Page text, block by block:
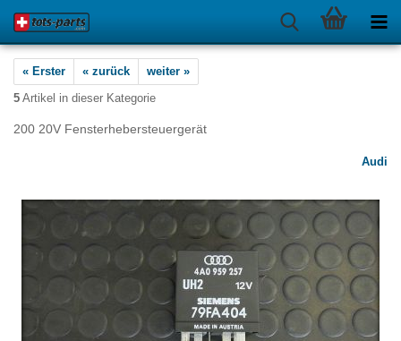
« Erster « zurück
weiter »
5 Artikel in dieser Kategorie
200 20V Fensterhebersteuergerät
Audi